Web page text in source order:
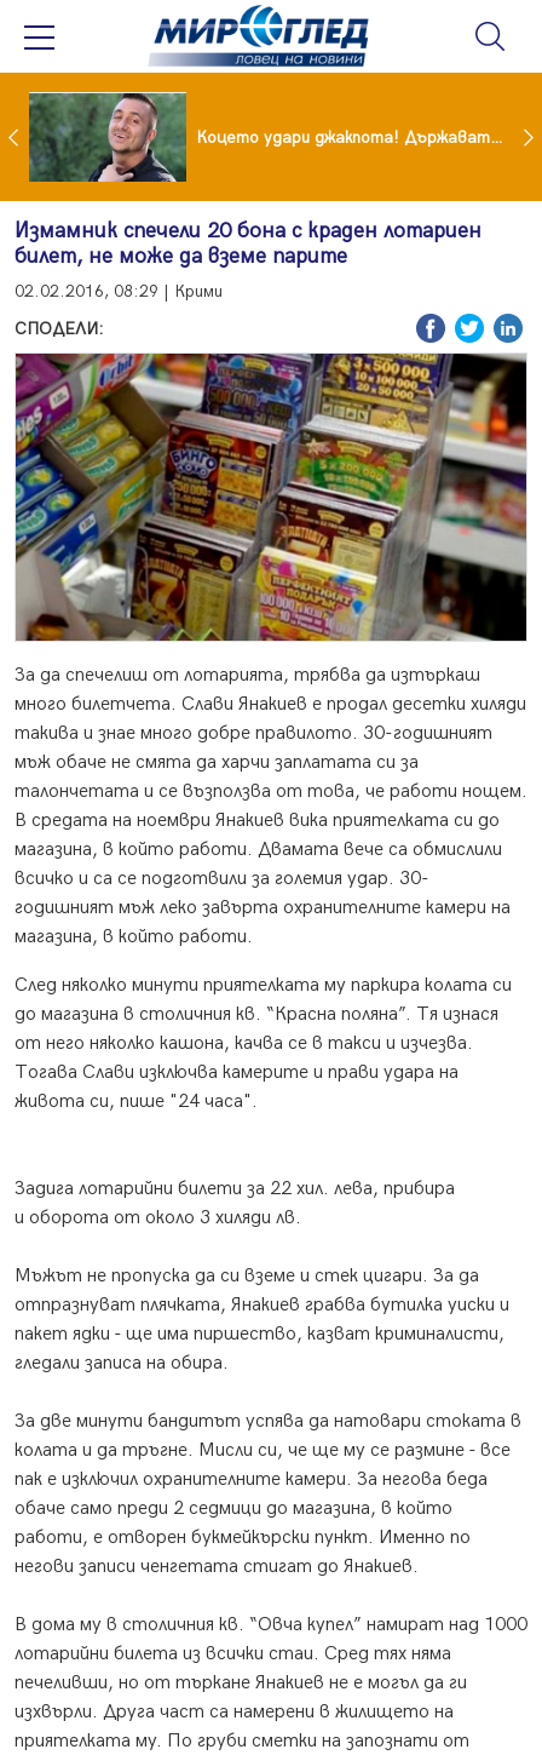
Тишина преди бурята! Защо Саня Армутлиева продължава да мълчи за раздялата с Дара? Коцето удари джакпота! Държавата му плаща 95 000 евро
Измамник спечели 20 бона с краден лотариен
билет, не може да вземе парите
02.02.2016, 08:29 | Крими
СПОДЕЛИ:
За да спечелиш от лотарията, трябва да изтъркаш
много билетчета. Слави Янакиев е продал десетки хиляди
такива и знае много добре правилото. 30-годишният
мъж обаче не смята да харчи заплатата си за
талончетата и се възползва от това, че работи нощем.
В средата на ноември Янакиев вика приятелката си до
магазина, в който работи. Двамата вече са обмислили
всичко и са се подготвили за големия удар. 30-
годишният мъж леко завърта охранителните камери на
магазина, в който работи.
След няколко минути приятелката му паркира колата си
до магазина в столичния кв. “Красна поляна”. Тя изнася
от него няколко кашона, качва се в такси и изчезва.
Тогава Слави изключва камерите и прави удара на
живота си, пише "24 часа".
Задига лотарийни билети за 22 хил. лева, прибира
и оборота от около 3 хиляди лв.
Мъжът не пропуска да си вземе и стек цигари. За да
отпразнуват плячката, Янакиев грабва бутилка уиски и
пакет ядки - ще има пиршество, казват криминалисти,
гледали записа на обира.
За две минути бандитът успява да натовари стоката в
колата и да тръгне. Мисли си, че ще му се размине - все
пак е изключил охранителните камери. За негова беда
обаче само преди 2 седмици до магазина, в който
работи, е отворен букмейкърски пункт. Именно по
негови записи ченгетата стигат до Янакиев.
В дома му в столичния кв. “Овча купел” намират над 1000
лотарийни билета из всички стаи. Сред тях няма
печеливши, но от търкане Янакиев не е могъл да ги
изхвърли. Друга част са намерени в жилището на
приятелката му. По груби сметки на запознати от